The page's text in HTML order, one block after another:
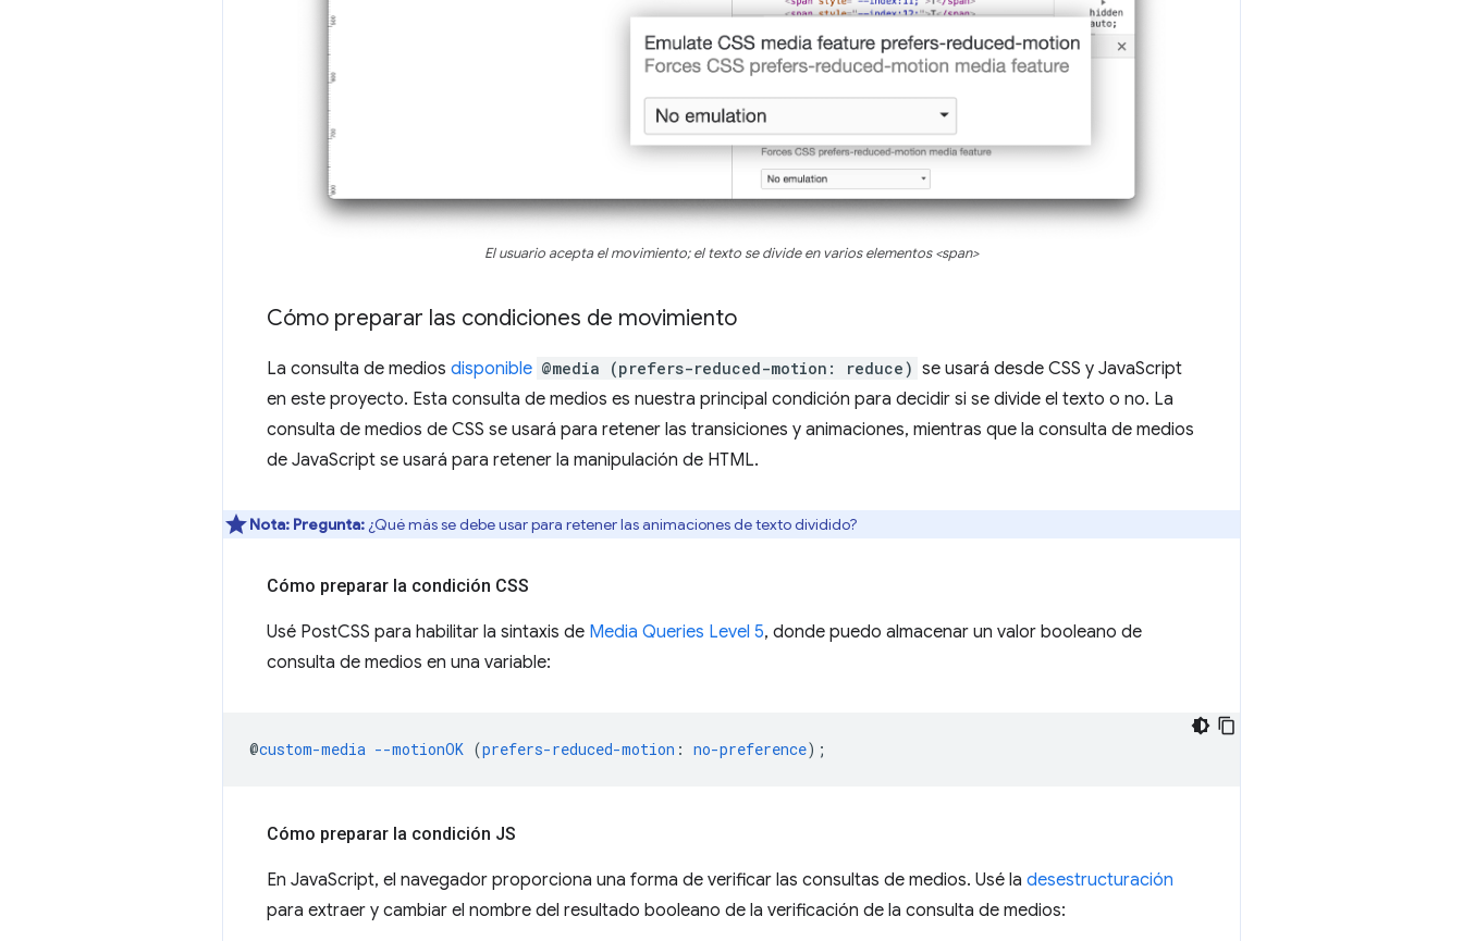
El usuario acepta el movimiento; el texto se divide en varios elementos <span>
Cómo preparar las condiciones de movimiento
La consulta de medios disponible @media (prefers-reduced-motion: reduce) se usará desde CSS y JavaScript
en este proyecto. Esta consulta de medios es nuestra principal condición para decidir si se divide el texto o no. La
consulta de medios de CSS se usará para retener las transiciones y animaciones, mientras que la consulta de medios
de JavaScript se usará para retener la manipulación de HTML.
Nota: Pregunta: ¿Qué más se debe usar para retener las animaciones de texto dividido?
Cómo preparar la condición CSS
Usé PostCSS para habilitar la sintaxis de Media Queries Level 5, donde puedo almacenar un valor booleano de
consulta de medios en una variable:
@custom-media --motionOK (prefers-reduced-motion : no-preference) ;
Cómo preparar la condición JS
En JavaScript, el navegador proporciona una forma de verificar las consultas de medios. Usé la desestructuración
para extraer y cambiar el nombre del resultado booleano de la verificación de la consulta de medios: